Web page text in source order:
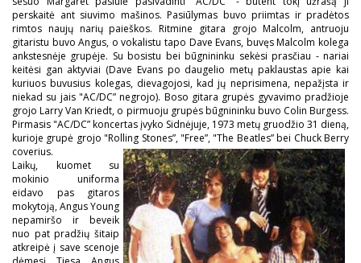
perskaitė ant siuvimo mašinos. Pasiūlymas buvo priimtas ir pradėtos
rimtos naujų narių paieškos. Ritmine gitara grojo Malcolm, antruoju
gitaristu buvo Angus, o vokalistu tapo Dave Evans, buvęs Malcolm kolega
ankstesnėje grupėje. Su bosistu bei būgnininku sekėsi prasčiau - nariai
keitėsi gan aktyviai (Dave Evans po daugelio metų paklaustas apie kai
kuriuos buvusius kolegas, dievagojosi, kad jų neprisimena, nepažįsta ir
niekad su jais "AC/DC” negrojo). Boso gitara grupės gyvavimo pradžioje
grojo Larry Van Kriedt, o pirmuoju grupės būgnininku buvo Colin Burgess.
Pirmasis "AC/DC” koncertas įvyko Sidnėjuje, 1973 metų gruodžio 31 dieną,
kurioje grupė grojo "Rolling Stones”, "Free”, "The Beatles” bei Chuck Berry
coverius.
Laikų, kuomet su
mokinio uniforma
eidavo pas gitaros
mokytoją, Angus Young
nepamiršo ir beveik
nuo pat pradžių šitaip
atkreipė į save scenoje